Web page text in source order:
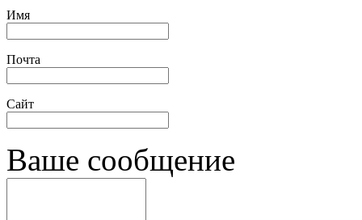
Имя
Почта
Сайт
Ваше сообщение